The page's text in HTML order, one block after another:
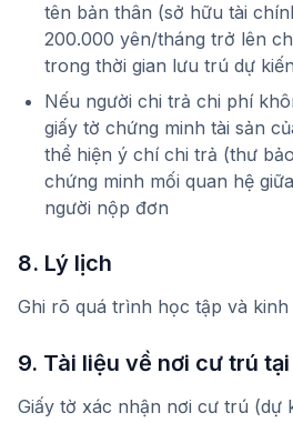
tên bản thân (sở hữu tài
200.000 yên/tháng trở lên
trong thời gian lưu trú dự
Nếu người chi trả chi phí
giấy tờ chứng minh tài sản
thể hiện ý chí chi trả (thư
chứng minh mối quan hệ
người nộp đơn
8. Lý lịch
Ghi rõ quá trình học tập và kinh
9. Tài liệu về nơi cư trú tại
Giấy tờ xác nhận nơi cư trú (dự